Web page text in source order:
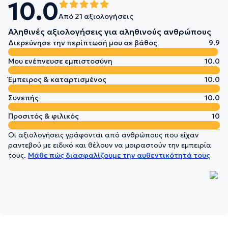
10.0Από 21 αξιολογήσεις
Αληθινές αξιολογήσεις για αληθινούς ανθρώπους
Διερεύνησε την περίπτωσή μου σε βάθος
9.9
Μου ενέπνευσε εμπιστοσύνη
10.0
Έμπειρος & καταρτισμένος
10.0
Συνεπής
10.0
Προσιτός & φιλικός
10
Οι αξιολογήσεις γράφονται από ανθρώπους που είχαν
ραντεβού με ειδικό και θέλουν να μοιραστούν την εμπειρία
τους. Μάθε πώς διασφαλίζουμε την αυθεντικότητά τους